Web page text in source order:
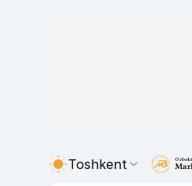
Toshkent